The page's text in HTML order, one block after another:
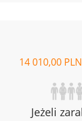
14 010,00 PLN
Jeżeli